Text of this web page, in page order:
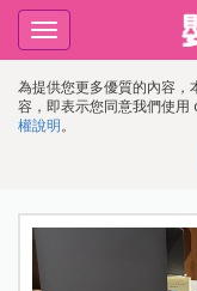
為提供您更多優質的內容
容，即表示您同意我們使
權說明 。
Toggle
navigation